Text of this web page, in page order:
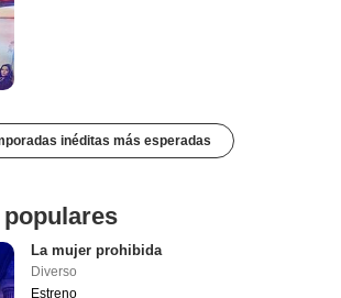
inéditas más esperadas
La mujer prohibida
Diverso
Estreno